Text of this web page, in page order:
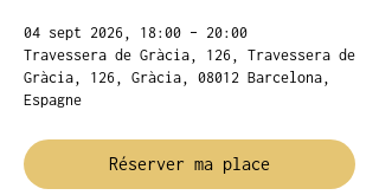
04 sept 2026, 18:00 – 20:00
Travessera de Gràcia, 126, Travessera de
Gràcia, 126, Gràcia, 08012 Barcelona,
Espagne
Réserver ma place